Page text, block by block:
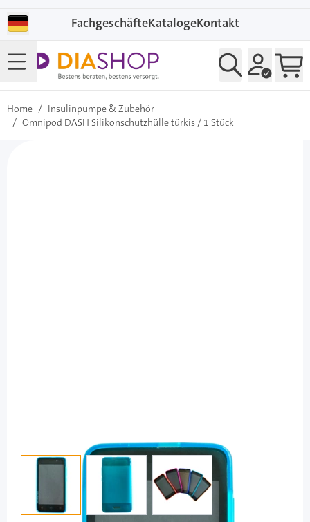
FachgeschäfteKatalogeKontakt
Home / Insulinpumpe & Zubehör
/ Omnipod DASH Silikonschutzhülle türkis / 1 Stück
View larger imageView larger imageView larger image